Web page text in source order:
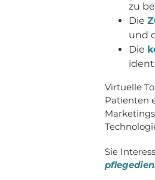
zu
Die
und
Die
Virtuelle
Patienten
Sie